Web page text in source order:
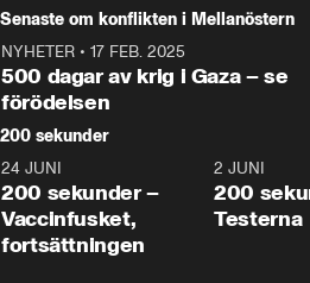
Senaste om konflikten i Mellanöstern
NYHETER • 17 FEB. 2025
500 dagar av krig i Gaza – se
förödelsen
200 sekunder
5:00
24 JUNI
200 sekunder –
Vaccinfusket,
fortsättningen
2 JUNI
200
Testerna